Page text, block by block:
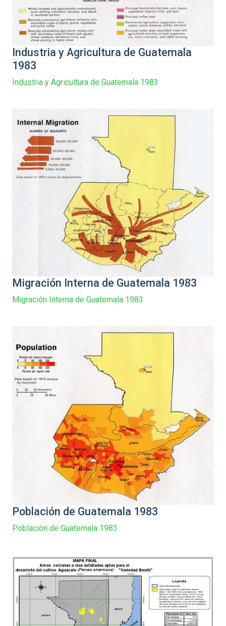
Industria y Agricultura de Guatemala
1983
Industria y Agricultura de Guatemala 1983
Migración Interna de Guatemala 1983
Migración Interna de Guatemala 1983
Población de Guatemala 1983
Población de Guatemala 1983